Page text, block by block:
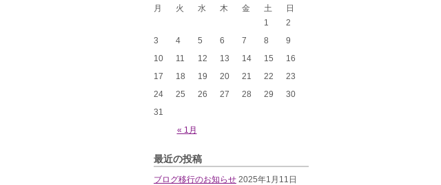
月
火 水 木 金 土 日
« 1月
1
2
3
4 5 6 7 8
9
10
11 12 13 14 15
16
17
18 19 20 21 22
23
24
25 26 27 28 29
30
31
最近の投稿
ブログ移行のお知らせ 2025年1月11日